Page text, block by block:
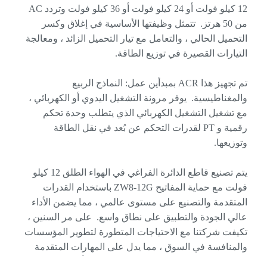
12 كيلو فولت أو 24 كيلو فولت أو 36 كيلو فولت وتردد AC
من 50 هرتز. تتمثل وظيفتها الأساسية في إغلاق وكسر
التحميل الحالي ، والتعامل مع تيار التحميل الزائد ، ومعالجة
التيارات القصيرة في توزيع الطاقة.
تم تجهيز هذا ACR بمبدأين عمل: النماذج الربيع
والمغناطيسية. يوفر مرونة التشغيل اليدوي أو الكهربائي ،
مع تشغيل التشغيل الكهربائي الذي يتطلب وحدة تحكم
رقمية و PT لقدرات التحكم عن بُعد في نقل الطاقة
وتوزيعها.
يتم تصنيع قاطع الدائرة الفراغي في الهواء الطلق 12 كيلو
فولت مع حماية المفاتيح ZW8-12G باستخدام القدرات
المتقدمة والتصنيع على مستوى عالمي ، مما يضمن الأداء
عالي الجودة والتطبيق على نطاق واسع. على مر السنين ،
تكيفت شركتنا مع الاحتياجات المتطورة لتطوير المؤسسات
والمنافسة في السوق ، مما يدل على المهارات المتقدمة